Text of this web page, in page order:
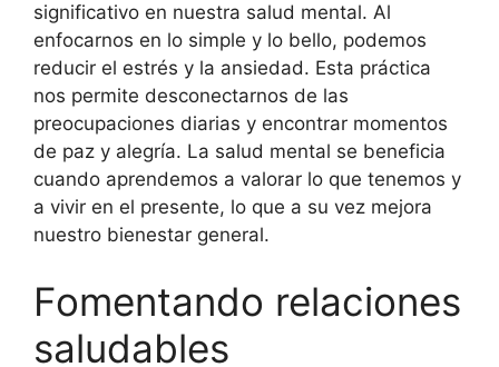
significativo en nuestra salud mental. Al
enfocarnos en lo simple y lo bello, podemos
reducir el estrés y la ansiedad. Esta práctica
nos permite desconectarnos de las
preocupaciones diarias y encontrar momentos
de paz y alegría. La salud mental se beneficia
cuando aprendemos a valorar lo que tenemos y
a vivir en el presente, lo que a su vez mejora
nuestro bienestar general.
Fomentando relaciones
saludables